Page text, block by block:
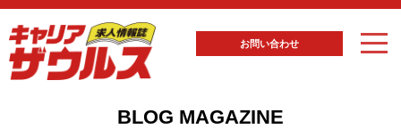
お問い合わせ
BLOG MAGAZINE